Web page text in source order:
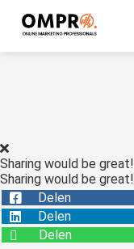
Sharing would be great!
Sharing would be great!
Delen
Delen
Delen
zijn